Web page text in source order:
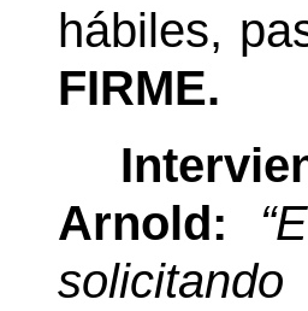
hábiles,
FIRME.
Arnold: